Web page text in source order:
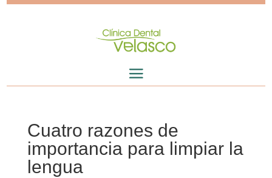
Cuatro razones de
importancia para limpiar la
lengua